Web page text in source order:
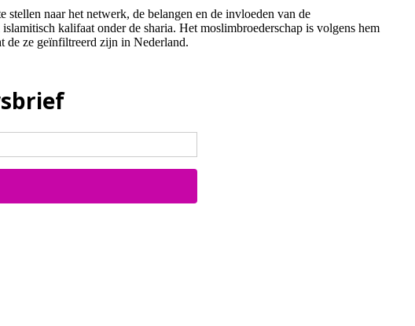
naar het netwerk, de belangen en de invloeden van de
kalifaat onder de sharia. Het moslimbroederschap is volgens hem
de ze geïnfiltreerd zijn in Nederland.